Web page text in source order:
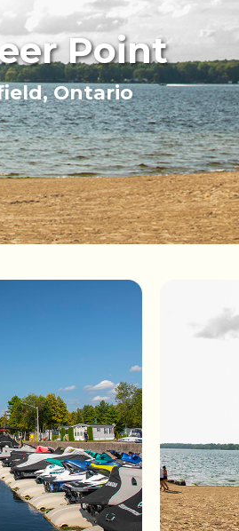
Point
Ontario